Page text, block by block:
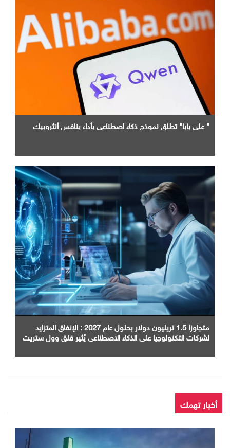
" علي بابا" تطلق نموذج ذكاء اصطناعي بأداء ينافس أنثروبيك
متجاوزا 1.5 تريليون دولار بحلول عام 2027 : الإنفاق المتزايد
لشركات التكنولوجيا على الذكاء الاصطناعي يُثير قلق وول ستريت
أخبار تهمك